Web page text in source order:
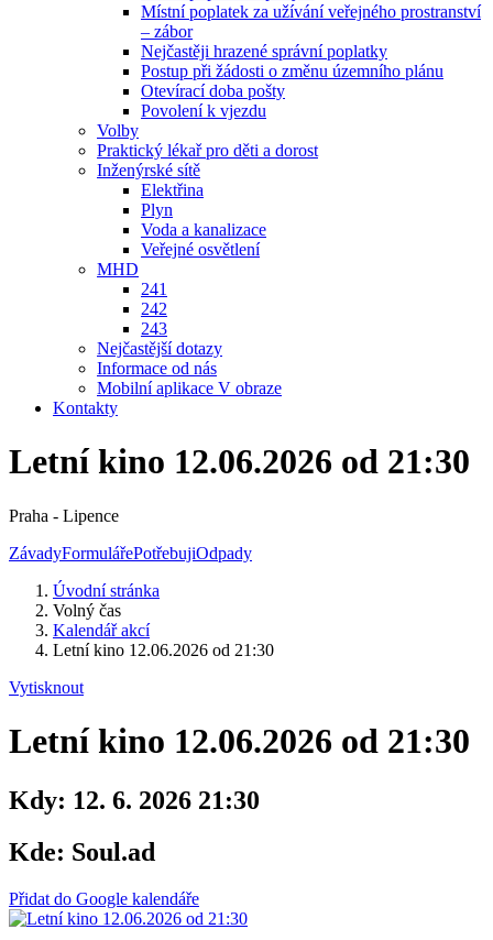
Místní poplatek za užívání veřejného prostranství
– zábor
Nejčastěji hrazené správní poplatky
Postup při žádosti o změnu územního plánu
Otevírací doba pošty
Povolení k vjezdu
Volby
Praktický lékař pro děti a dorost
Inženýrské sítě
Elektřina
Plyn
Voda a kanalizace
Veřejné osvětlení
MHD
241
242
243
Nejčastější dotazy
Informace od nás
Mobilní aplikace V obraze
Kontakty
Letní kino 12.06.2026 od 21:30
Praha - Lipence
ZávadyFormulářePotřebujiOdpady
Úvodní stránka
Volný čas
Kalendář akcí
Letní kino 12.06.2026 od 21:30
Vytisknout
Letní kino 12.06.2026 od 21:30
Kdy: 12. 6. 2026 21:30
Kde: Soul.ad
Přidat do Google kalendáře